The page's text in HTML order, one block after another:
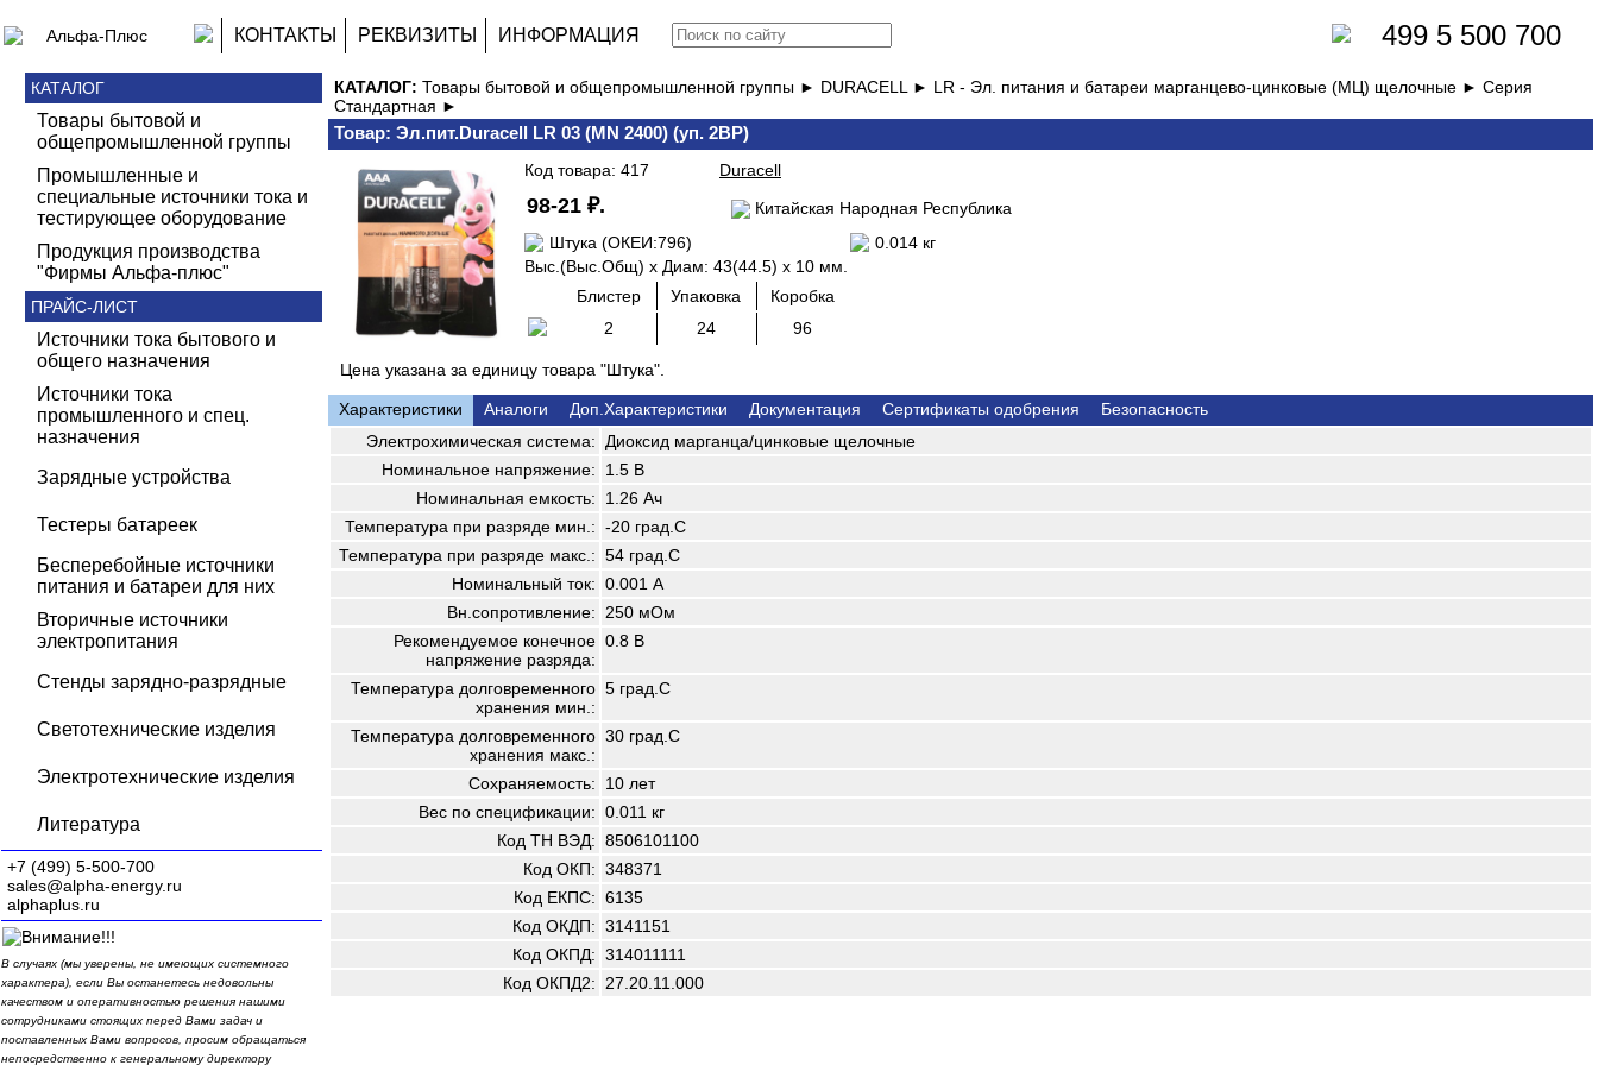
КОНТАКТЫ РЕКВИЗИТЫ ИНФОРМАЦИЯ 499 5 500 700
КАТАЛОГ
Товары бытовой и
общепромышленной группы
Промышленные и
специальные источники тока и
тестирующее оборудование
Продукция производства
"Фирмы Альфа-плюс"
ПРАЙС-ЛИСТ
Источники тока бытового и
общего назначения
Источники тока
промышленного и спец.
назначения
Зарядные устройства
Тестеры батареек
Бесперебойные источники
питания и батареи для них
Вторичные источники
электропитания
Стенды зарядно-разрядные
Светотехнические изделия
Электротехнические изделия
Литература
+7 (499) 5-500-700
sales@alpha-energy.ru
alphaplus.ru
В случаях (мы уверены, не имеющих системного
характера), если Вы останетесь недовольны
качеством и оперативностью решения нашими
сотрудниками стоящих перед Вами задач и
поставленных Вами вопросов, просим обращаться
непосредственно к генеральному директору
КАТАЛОГ: Товары бытовой и общепромышленной группы ► DURACELL ► LR - Эл. питания и батареи марганцево-цинковые (МЦ) щелочные ► Серия
Стандартная ►
Товар: Эл.пит.Duracell LR 03 (MN 2400) (уп. 2BP)
Код товара: 417 Duracell
98-21 ₽.
Китайская Народная Республика
Штука (ОКЕИ:796)
0.014 кг
Выс.(Выс.Общ) x Диам: 43(44.5) x 10 мм.
Блистер
Упаковка
Коробка
2
24 96
Цена указана за единицу товара "Штука".
Характеристики Аналоги Доп.Характеристики Документация Сертификаты одобрения
Безопасность
Электрохимическая система:
Диоксид марганца/цинковые щелочные
Номинальное напряжение:
1.5 В
Номинальная емкость:
1.26 Ач
Температура при разряде мин.: -20 град.С
Температура при разряде макс.: 54 град.С
Номинальный ток: 0.001 А
Вн.сопротивление:
250 мОм
Рекомендуемое конечное
напряжение разряда:
0.8 В
Температура долговременного
хранения мин.:
5 град.С
Температура долговременного
хранения макс.:
30 град.С
Сохраняемость:
10 лет
Вес по спецификации: 0.011 кг
Код ТН ВЭД: 8506101100
Код ОКП: 348371
Код ЕКПС: 6135
Код ОКДП: 3141151
Код ОКПД: 314011111
Код ОКПД2:
27.20.11.000